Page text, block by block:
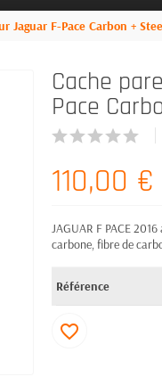
Jaguar F-Pace Carbon +
Cache
Pace
110,00 €
JAGUAR F PACE
carbone, fibre de
Référence
favorite_border